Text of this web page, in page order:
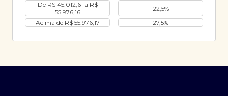
De R$ 45.012,61 a R$
55.976,16
22,5%
Acima de R$ 55.976,17
27,5%